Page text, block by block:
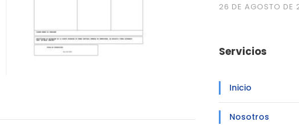
26 DE AGOSTO DE
Servicios
Inicio
Nosotros